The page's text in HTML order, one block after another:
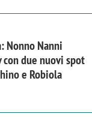
Nonno Nanni
due nuovi spot
e Robiola